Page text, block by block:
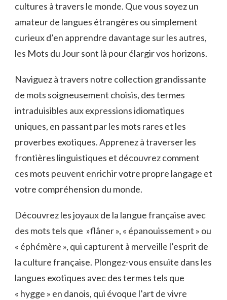
cultures à travers ⁢le monde. Que vous soyez un​
amateur de‍ langues étrangères ou⁤ simplement
curieux d’en apprendre davantage sur les autres,
les Mots du Jour sont là pour élargir vos horizons.
Naviguez à travers ⁤notre collection ‌grandissante
de mots soigneusement choisis, des termes
⁣intraduisibles ⁢aux expressions idiomatiques
uniques, en passant par⁤ les mots⁣ rares et les
proverbes exotiques. Apprenez‍ à ⁢traverser les
⁣frontières linguistiques et découvrez ⁤comment
ces mots peuvent enrichir votre propre langage et
votre compréhension du monde.
Découvrez les joyaux de la langue française avec
des ⁣mots tels que ⁢ »flâner », « épanouissement » ou
« éphémère », qui ⁤capturent à merveille l’esprit de
la culture française. ⁣Plongez-vous ensuite dans​ les
⁤langues exotiques avec ⁢des termes tels que​
« hygge » ‌en danois, qui évoque l’art de vivre